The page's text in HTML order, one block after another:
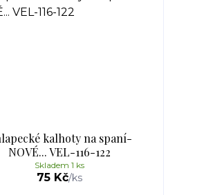
kalhoty na spaní-
NOVÉ... VEL-116-122
75 Kč/ks
Skladem 1 ks